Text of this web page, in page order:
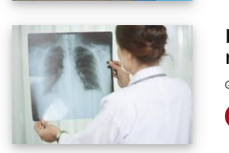
West
il dans